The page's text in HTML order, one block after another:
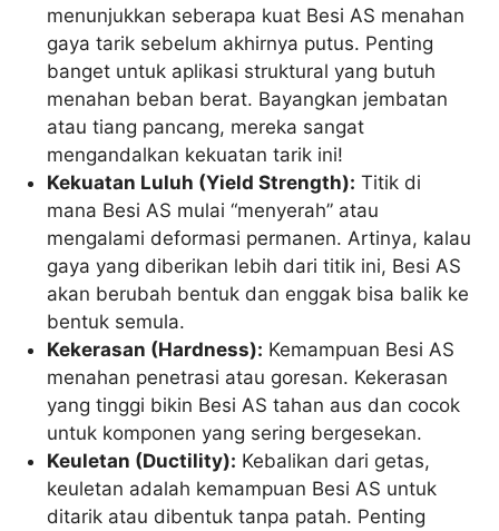
menunjukkan seberapa kuat Besi AS menahan
gaya tarik sebelum akhirnya putus. Penting
banget untuk aplikasi struktural yang butuh
menahan beban berat. Bayangkan jembatan
atau tiang pancang, mereka sangat
mengandalkan kekuatan tarik ini!
Kekuatan Luluh (Yield Strength): Titik di
mana Besi AS mulai “menyerah” atau
mengalami deformasi permanen. Artinya, kalau
gaya yang diberikan lebih dari titik ini, Besi AS
akan berubah bentuk dan enggak bisa balik ke
bentuk semula.
Kekerasan (Hardness): Kemampuan Besi AS
menahan penetrasi atau goresan. Kekerasan
yang tinggi bikin Besi AS tahan aus dan cocok
untuk komponen yang sering bergesekan.
Keuletan (Ductility): Kebalikan dari getas,
keuletan adalah kemampuan Besi AS untuk
ditarik atau dibentuk tanpa patah. Penting